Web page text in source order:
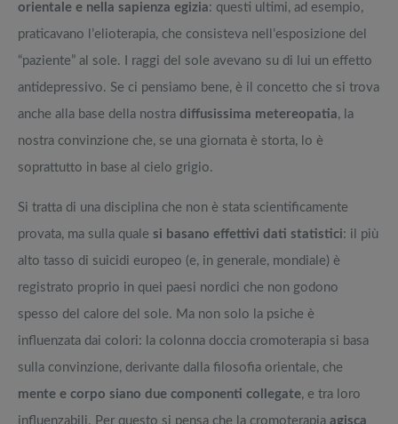
orientale e nella sapienza egizia: questi ultimi, ad esempio,
praticavano l’elioterapia, che consisteva nell’esposizione del
“paziente” al sole. I raggi del sole avevano su di lui un effetto
antidepressivo. Se ci pensiamo bene, è il concetto che si trova
anche alla base della nostra diffusissima metereopatia, la
nostra convinzione che, se una giornata è storta, lo è
soprattutto in base al cielo grigio.
Si tratta di una disciplina che non è stata scientificamente
provata, ma sulla quale si basano effettivi dati statistici: il più
alto tasso di suicidi europeo (e, in generale, mondiale) è
registrato proprio in quei paesi nordici che non godono
spesso del calore del sole. Ma non solo la psiche è
influenzata dai colori: la colonna doccia cromoterapia si basa
sulla convinzione, derivante dalla filosofia orientale, che
mente e corpo siano due componenti collegate, e tra loro
influenzabili. Per questo si pensa che la cromoterapia agisca